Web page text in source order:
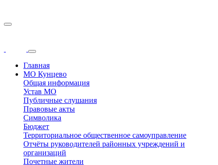
Главная
МО Кунцево
Общая информация
Устав МО
Публичные слушания
Правовые акты
Символика
Бюджет
Территориальное общественное самоуправление
Отчёты руководителей районных учреждений и
организаций
Почетные жители